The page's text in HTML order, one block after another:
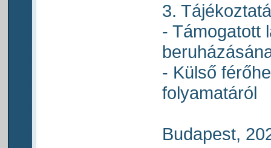
3.
- Támogatott
- Külső
folyamatáról
Budapest,